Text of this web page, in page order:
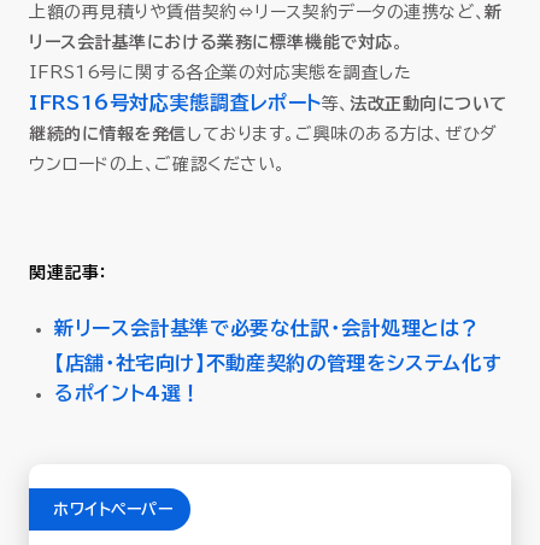
上額の再見積りや賃借契約⇔リース契約データの連携など、新
リース会計基準における業務に標準機能で対応。
IFRS16号に関する各企業の対応実態を調査した
IFRS16号対応実態調査レポート等、法改正動向について
継続的に情報を発信 しております。ご興味のある方は、ぜひダ
ウンロードの上、ご確認ください。
関連記事：
新リース会計基準で必要な仕訳・会計処理とは？
【店舗・社宅向け】不動産契約の管理をシステム化す
るポイント4選！
ホワイトペーパー